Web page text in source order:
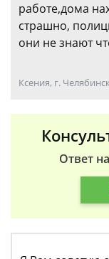
работе,дома
страшно,
они не знают
Ксения, г. Челябинск
Ответ